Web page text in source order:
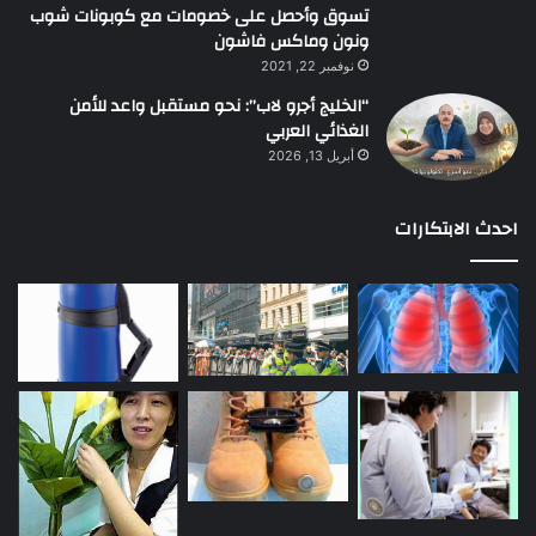
تسوق وأحصل على خصومات مع كوبونات شوب
ونون وماكس فاشون
نوفمبر 22, 2021
“الخليج أجرو لاب”: نحو مستقبل واعد للأمن
الغذائي العربي
أبريل 13, 2026
احدث الابتكارات